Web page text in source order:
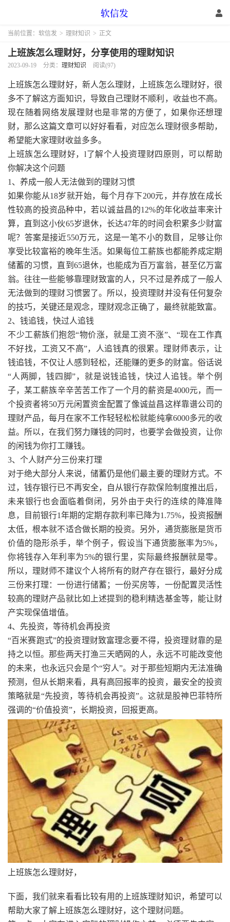
当前位置： 软信发 > 理财知识 > 正文
上班族怎么理财好，分享使用的理财知识
2023-09-19 分类： 理财知识 阅读(97)
上班族怎么理财好，新人怎么理财，上班族怎么理财好，很
多不了解这方面知识，导致自己理财不顺利，收益也不高。
现在随着网络发展理财也是非常的方便了，如果你还想理
财，那么这篇文章可以好好看看，对应怎么理财很多帮助，
希望能大家理财收益多多。
上班族怎么理财好，l了解个人投资理财四原则，可以帮助
你解决这个问题
1、养成一般人无法做到的理财习惯
如果你能从18岁就开始，每个月存下200元，并存放在成长
性较高的投资品种中，若以诚益昌的12%的年化收益率来计
算，直到这小伙65岁退休，长达47年的时间会积累多少财富
呢？答案是接近550万元，这是一笔不小的数目，足够让你
享受比较富裕的晚年生活。如果每位工薪族也都能养成定期
储蓄的习惯，直到65退休，也能成为百万富翁，甚至亿万富
翁。往往一些能够靠理财致富的人，只不过是养成了一般人
无法做到的理财习惯罢了。所以，投资理财并没有任何复杂
的技巧，关键还是观念，理财观念正确了，最终就能致富。
2、钱追钱，快过人追钱
不少工薪族们抱怨“物价涨，就是工资不涨”、“现在工作真
不好找，工资又不高”，人追钱真的很累。理财师表示，让
钱追钱，不仅让人感到轻松，还能赚的更多的财富。俗话说
“人两脚，钱四脚”，就是说钱追钱，快过人追钱。举个例
子，某工薪族辛辛苦苦工作了一个月的薪资是4000元，而一
个投资者将50万元闲置资金配置了像诚益昌这样靠谱公司的
理财产品，每月在家不工作轻轻松松就能纯拿6000多元的收
益。所以，在我们努力赚钱的同时，也要学会做投资，让你
的闲钱为你打工赚钱。
3、个人财产分三份来打理
对于绝大部分人来说，储蓄仍是他们最主要的理财方式。不
过，钱存银行已不再安全，自从银行存款保险制度推出后，
未来银行也会面临着倒闭，另外由于央行的连续的降准降
息，目前银行1年期的定期存款利率已降为1.75%，投资报酬
太低，根本就不适合做长期的投资。另外，通货膨胀是货币
价值的隐形杀手，举个例子，假设当下通货膨胀率为5%，
你将钱存入年利率为5%的银行里，实际最终报酬就是零。
所以，理财师不建议个人将所有的财产存在银行，最好分成
三份来打理：一份进行储蓄；一份买房等，一份配置灵活性
较高的理财产品就比如上述提到的稳利精选基金等，能让财
产实现保值增值。
4、先投资，等待机会再投资
“百米赛跑式”的投资理财致富理念要不得，投资理财靠的是
持之以恒。那些两天打渔三天晒网的人，永远不可能改变他
的未来，也永远只会是个“穷人”。对于那些短期内无法准确
预测，但从长期来看，具有高回报率的投资，最安全的投资
策略就是“先投资，等待机会再投资”。这就是股神巴菲特所
强调的“价值投资”，长期投资，回报更高。
上班族怎么理财好，
下面，我们就来看看比较有用的上班族理财知识，希望可以
帮助大家了解上班族怎么理财好，这个理财问题。